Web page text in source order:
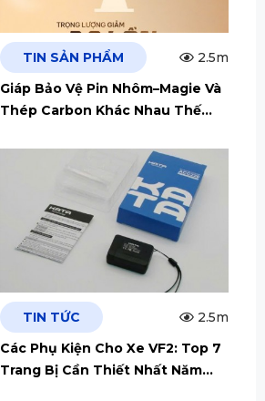
TIN SẢN PHẨM
2.5m
Giáp Bảo Vệ Pin Nhôm–Magie Và
Thép Carbon Khác Nhau Thế
TIN TỨC
2.5m
Các Phụ Kiện Cho Xe VF2: Top 7
Trang Bị Cần Thiết Nhất Năm